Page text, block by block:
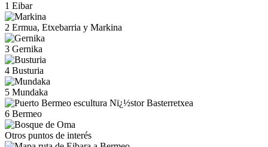
1 Eibar
2 Ermua, Etxebarria y Markina
3 Gernika
4 Busturia
5 Mundaka
6 Bermeo
Otros puntos de interés